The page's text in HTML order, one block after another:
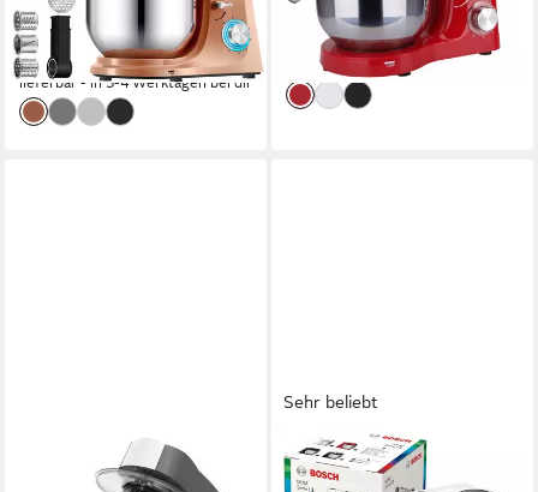
159,80 €
14,59 € mtl. in 12 Raten
-31%
lieferbar - in 3-4 Werktagen bei dir
99,90 € UVP 169,90 €
-41%
lieferbar - in 2-3 Werktagen bei dir
Küchenmaschine, 7L
Sehr beliebt
BOSCH
Küchenmaschine Serie 2